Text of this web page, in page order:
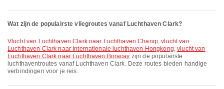
Wat zijn de populairste vliegroutes vanaf Luchthaven Clark?
vlucht van Luchthaven Clark naar Luchthaven Changi,vlucht van
Luchthaven Clark naar Internationale luchthaven Hongkong,vlucht van
Luchthaven Clark naar Luchthaven Boracay zijn de populairste
luchthaventroutes vanaf Luchthaven Clark. Deze routes bieden handige
verbindingen voor je reis.